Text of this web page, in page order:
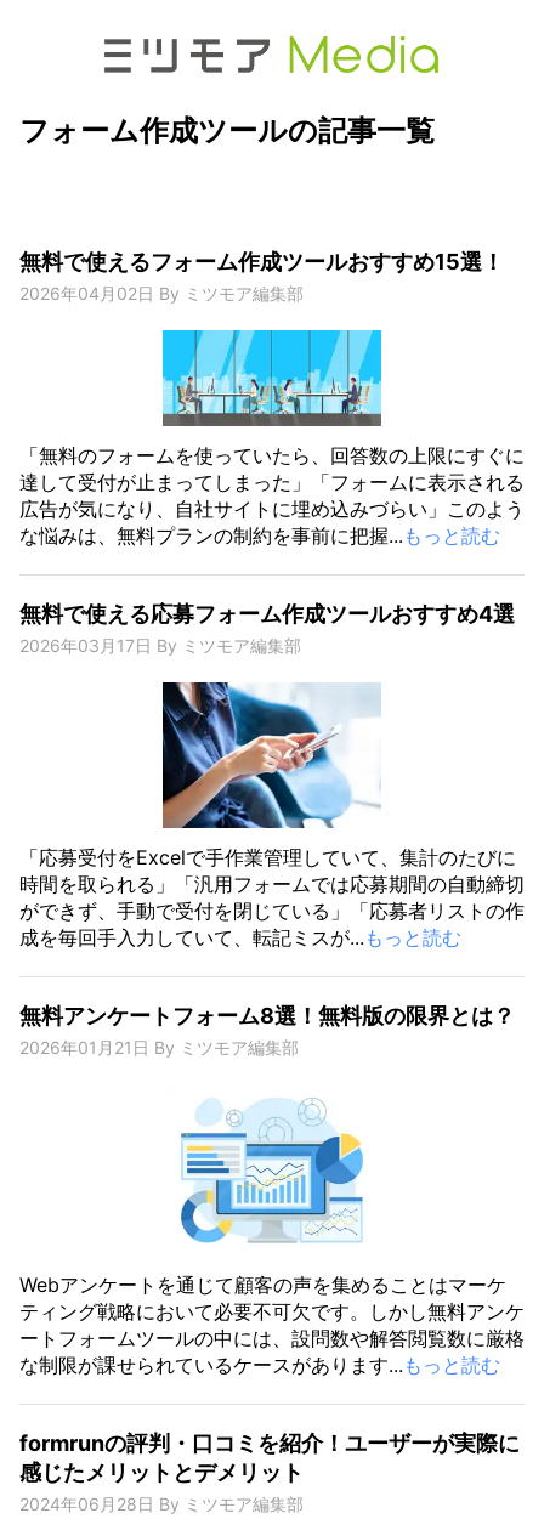
フォーム作成ツールの記事一覧
無料で使えるフォーム作成ツールおすすめ15選！
2026年04月02日 By ミツモア編集部
「無料のフォームを使っていたら、回答数の上限にすぐに
達して受付が止まってしまった」「フォームに表示される
広告が気になり、自社サイトに埋め込みづらい」このよう
な悩みは、無料プランの制約を事前に把握... もっと読む
無料で使える応募フォーム作成ツールおすすめ4選
2026年03月17日 By ミツモア編集部
「応募受付をExcelで手作業管理していて、集計のたびに
時間を取られる」「汎用フォームでは応募期間の自動締切
ができず、手動で受付を閉じている」「応募者リストの作
成を毎回手入力していて、転記ミスが... もっと読む
無料アンケートフォーム8選！無料版の限界とは？
2026年01月21日 By ミツモア編集部
Webアンケートを通じて顧客の声を集めることはマーケ
ティング戦略において必要不可欠です。しかし無料アンケ
ートフォームツールの中には、設問数や解答閲覧数に厳格
な制限が課せられているケースがあります... もっと読む
formrunの評判・口コミを紹介！ユーザーが実際に
感じたメリットとデメリット
2024年06月28日 By ミツモア編集部